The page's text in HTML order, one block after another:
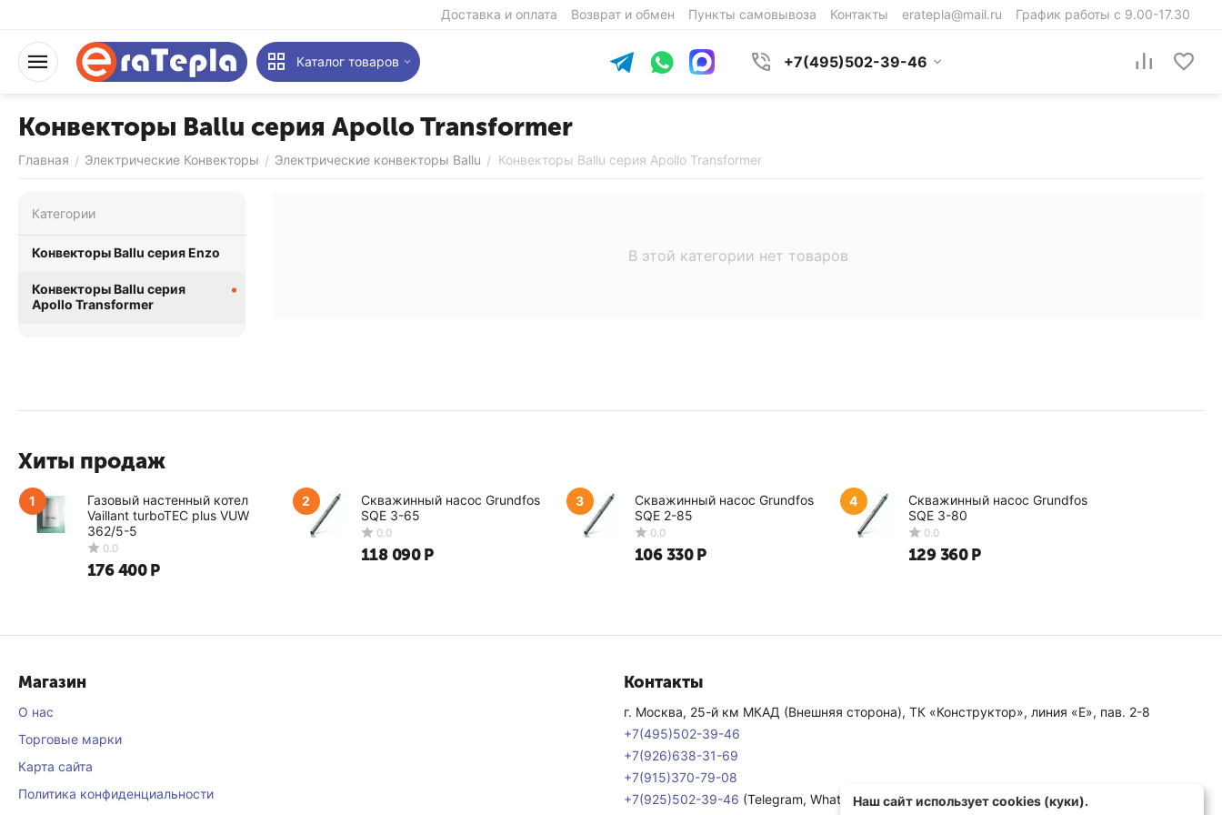
Доставка и оплата Возврат и обмен Пункты самовывоза Контакты eratepla@mail.ru График работы с 9.00-17.30
Каталог товаров +7(495)502-39-46
Конвекторы Ballu серия Apollo Transformer
Главная / Электрические Конвекторы / Электрические конвекторы Ballu / Конвекторы Ballu серия Apollo Transformer
В этой категории нет товаров
Категории
Конвекторы Ballu серия Enzo
Конвекторы Ballu серия
Apollo Transformer
Хиты продаж
1
Газовый настенный котел
Vaillant turboTEC plus VUW
362/5-5
176 400 Р
2
Скважинный насос Grundfos
SQE 3-65
118 090 Р
3
Скважинный насос Grundfos
SQE 2-85
106 330 Р
4
Скважинный насос Grundfos
SQE 3-80
129 360 Р
Магазин
О нас
Торговые марки
Карта сайта
Политика конфиденциальности
Контакты
г. Москва, 25-й км МКАД (Внешняя сторона), ТК «Конструктор», линия «Е», пав. 2-8
+7(495)502-39-46
+7(926)638-31-69
+7(915)370-79-08
+7(925)502-39-46 (Telegram, WhatsApp, MAX)Наш сайт использует cookies (куки).